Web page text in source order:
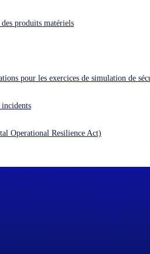
? Obtenez une aide immédiate.
produits matériels
pour les exercices de simulation de
incidents
Operational Resilience Act)